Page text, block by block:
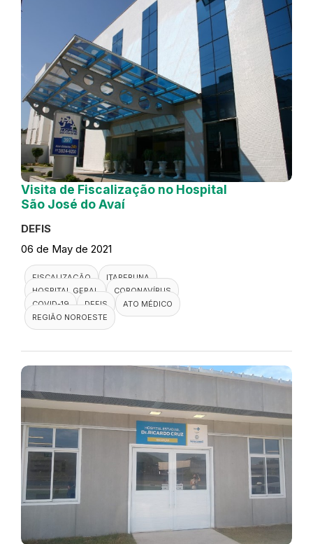
Visita de Fiscalização no Hospital
São José do Avaí
DEFIS
06 de May de 2021
FISCALIZAÇÃO
ITAPERUNA
HOSPITAL GERAL
CORONAVÍRUS
COVID-19
DEFIS
ATO MÉDICO
REGIÃO NOROESTE